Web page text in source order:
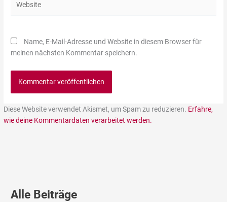
Name, E-Mail-Adresse und Website in diesem Browser für
meinen nächsten Kommentar speichern.
Diese Website verwendet Akismet, um Spam zu reduzieren. Erfahre,
wie deine Kommentardaten verarbeitet werden.
Alle Beiträge